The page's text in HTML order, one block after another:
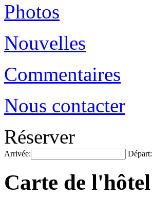
Photos
Nouvelles
Commentaires
Nous contacter
Réserver
Arrivée: Départ:
Carte de l'hôtel